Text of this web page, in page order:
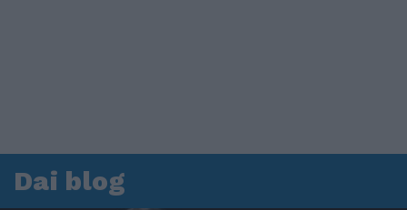
Dai blog